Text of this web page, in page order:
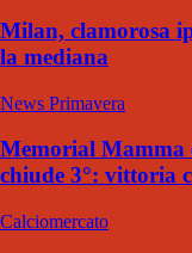
Milan, clamorosa
la mediana
News Primavera
Memorial Mamma
chiude 3°: vittoria
Calciomercato